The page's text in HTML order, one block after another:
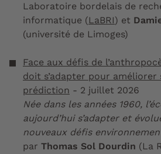
Laboratoire bordelais de
informatique (LaBRI) et
(université de Limoges)
Face aux défis de
doit s’adapter pour améliorer
prédiction - 2 juillet 2026
Née dans les années 1960,
aujourd’hui s’adapter et
nouveaux défis
par Thomas Sol Dourdin (La